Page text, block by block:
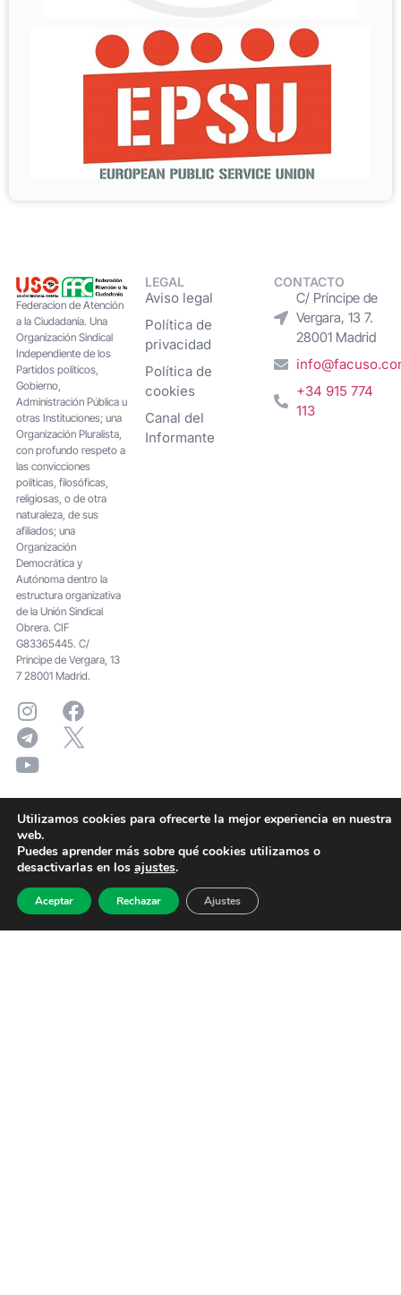
Federacion de Atención
a la Ciudadanía. Una
Organización Sindical
Independiente de los
Partidos políticos,
Gobierno,
Administración Pública u
otras Instituciones; una
Organización Pluralista,
con profundo respeto a
las convicciones
políticas, filosóficas,
religiosas, o de otra
naturaleza, de sus
afiliados; una
Organización
Democrática y
Autónoma dentro la
estructura organizativa
de la Unión Sindical
Obrera. CIF
G83365445. C/
Principe de Vergara, 13
7 28001 Madrid.
LEGAL
Aviso legal
Política de
privacidad
Política de
cookies
Canal del
Informante
CONTACTO
C/ Príncipe de
Vergara, 13 7.
28001 Madrid
+34 915 774
113
Utilizamos cookies para ofrecerte la mejor experiencia en nuestra
web.
Puedes aprender más sobre qué cookies utilizamos o
desactivarlas en los ajustes.
Aceptar Rechazar Ajustes